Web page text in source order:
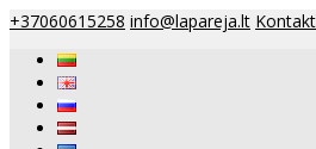
+37060615258 info@lapareja.lt